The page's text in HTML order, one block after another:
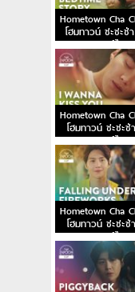
Hometown Cha
โฮมทาวน์ ชะชะช่า
พากย์ไทย
Hometown Cha
โฮมทาวน์ ชะชะช่
พากย์ไทย
Hometown Cha
โฮมทาวน์ ชะชะช่
พากย์ไทย